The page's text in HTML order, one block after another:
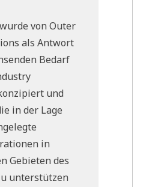
von Outer
als Antwort
Bedarf
und
in der Lage
in
Gebieten des
unterstützen